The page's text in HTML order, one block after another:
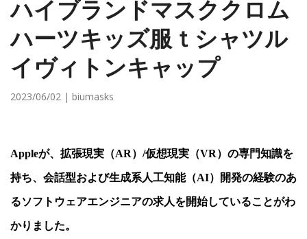
ハイブランドマスククロム
ハーツキッズ服ｔシャツル
イヴィトンキャップ
2023/06/02 | biumasks
Appleが、拡張現実（AR）/仮想現実（VR）の専門知識を
持ち、会話型および生成系人工知能（AI）開発の経験のあ
るソフトウェアエンジニアの求人を開始していることがわ
かりました。